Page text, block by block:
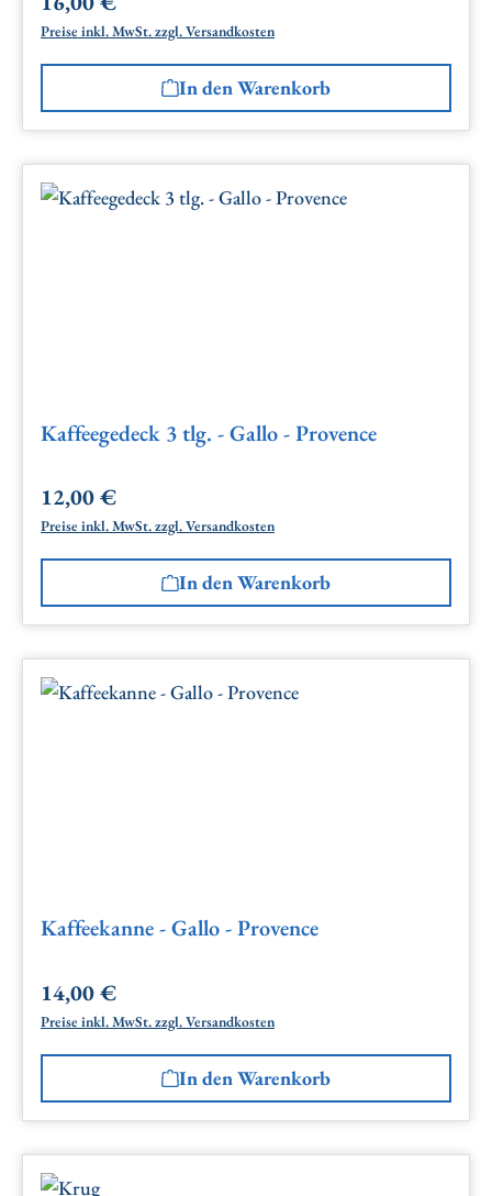
Preise inkl. MwSt. zzgl. Versandkosten
In den Warenkorb
Kaffeegedeck 3 tlg. - Gallo - Provence
Regulärer Preis:
12,00 €
Preise inkl. MwSt. zzgl. Versandkosten
In den Warenkorb
Kaffeekanne - Gallo - Provence
Regulärer Preis:
14,00 €
Preise inkl. MwSt. zzgl. Versandkosten
In den Warenkorb